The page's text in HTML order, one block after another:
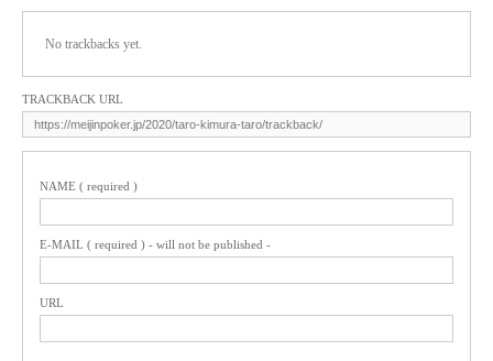
No trackbacks yet.
TRACKBACK URL
NAME ( required )
E-MAIL ( required ) - will not be published -
URL